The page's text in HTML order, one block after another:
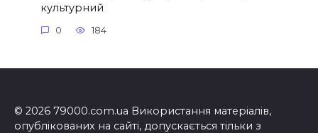
культурний
0 184
© 2026 79000.com.ua Використання матеріалів,
опублікованих на сайті, допускається тільки з